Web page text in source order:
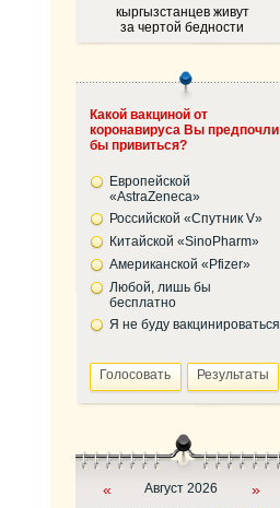
кыргызстанцев живут
за чертой бедности
Какой вакциной от
коронавируса Вы предпочли
бы привиться?
Европейской
«AstraZeneca»
Российской «Спутник V»
Китайской «SinoPharm»
Американской «Pfizer»
Любой, лишь бы
бесплатно
Я не буду вакцинироваться
« Август 2026 »